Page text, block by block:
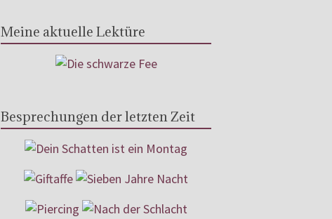
Meine aktuelle Lektüre
Besprechungen der letzten Zeit